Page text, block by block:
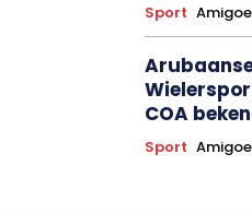
Sport
COA
Sport